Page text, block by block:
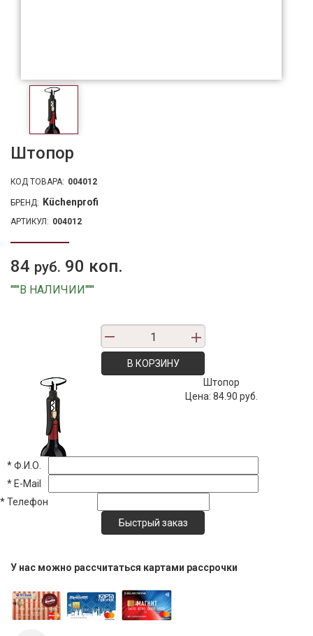
Штопор
КОД ТОВАРА: 004012
БРЕНД: Küchenprofi
АРТИКУЛ: 004012
84 руб. 90 коп.
"""В НАЛИЧИИ"""
В КОРЗИНУ
Штопор
Цена:84.90 руб.
*Ф.И.О.
* E-Mail
*Телефон
У нас можно рассчитаться картами рассрочки